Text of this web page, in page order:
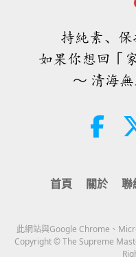
38:45
師徒之間
2:01
肉
25:38
持純素、保
如果你想回「
～ 清海無
首頁 關於 聯
此網站與Google Chrome、
Copyright © The Supreme